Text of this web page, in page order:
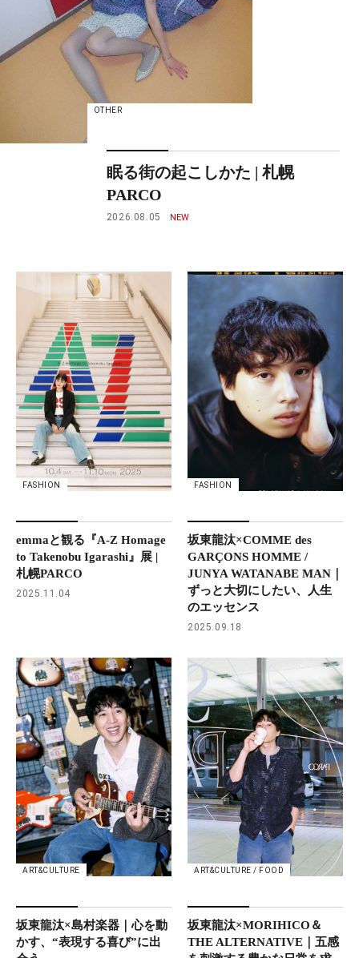
OTHER
眠る街の起こしかた | 札幌
PARCO
2026.08.05
FASHION
emmaと観る『A-Z Homage
to Takenobu Igarashi』展 |
札幌PARCO
2025.11.04
FASHION
坂東龍汰×COMME des
GARÇONS HOMME /
JUNYA WATANABE MAN｜
ずっと大切にしたい、人生
のエッセンス
2025.09.18
ART&CULTURE
坂東龍汰×島村楽器｜心を動
かす、“表現する喜び”に出
ART&CULTURE / FOOD
坂東龍汰×MORIHICO＆
THE ALTERNATIVE｜五感